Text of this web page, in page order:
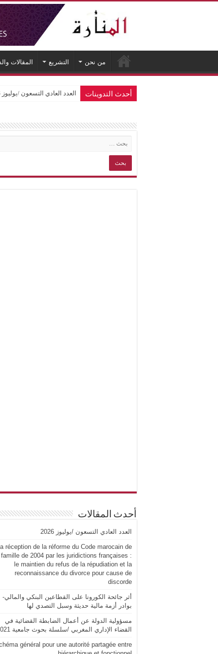
من نحن التشريع المقالات
أحدث التدوينات العدد العادي التسعون /يوليوز 2026
أحدث المقالات
العدد العادي التسعون /يوليوز 2026
La réception de la réforme du Code marocain de
famille de 2004 par les juridictions françaises :
le maintien du refus de la répudiation et la
reconnaissance du divorce pour cause de
discorde
أثر جائحة الكورونا على القطاعين البنكي والمالي-
بوادر أزمة مالية حديثة وسبل التصدي لها
مسؤولية الدولة عن أعمال الضابطة القضائية في
القضاء الإداري المغربي /سلسلة بحوث جامعية 2021
général pour une autorité partagée entre